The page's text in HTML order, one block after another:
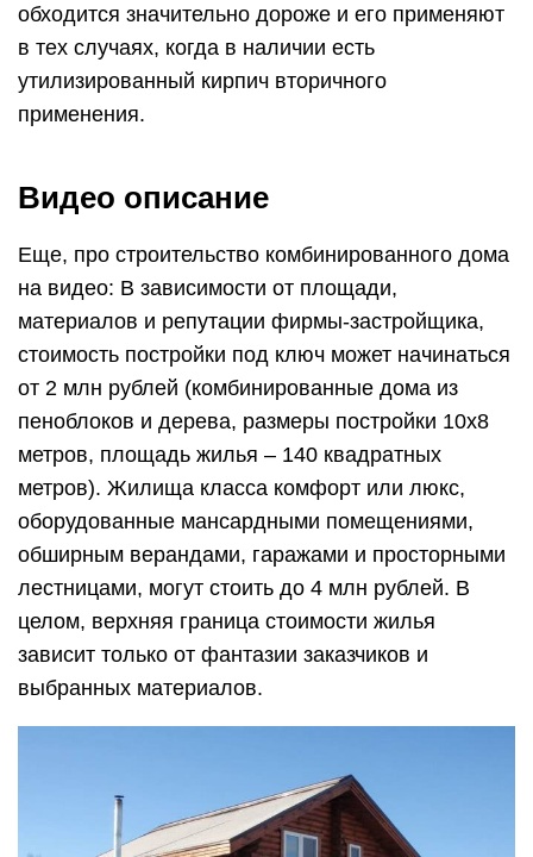
обходится значительно дороже и его применяют
в тех случаях, когда в наличии есть
утилизированный кирпич вторичного
применения.
Видео описание
Еще, про строительство комбинированного дома
на видео: В зависимости от площади,
материалов и репутации фирмы-застройщика,
стоимость постройки под ключ может начинаться
от 2 млн рублей (комбинированные дома из
пеноблоков и дерева, размеры постройки 10х8
метров, площадь жилья – 140 квадратных
метров). Жилища класса комфорт или люкс,
оборудованные мансардными помещениями,
обширным верандами, гаражами и просторными
лестницами, могут стоить до 4 млн рублей. В
целом, верхняя граница стоимости жилья
зависит только от фантазии заказчиков и
выбранных материалов.